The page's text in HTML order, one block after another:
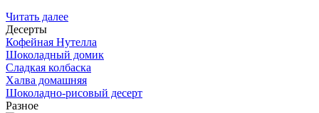
Читать далее
Десерты
Кофейная Нутелла
Шоколадный домик
Сладкая колбаска
Халва домашняя
Шоколадно-рисовый десерт
Разное